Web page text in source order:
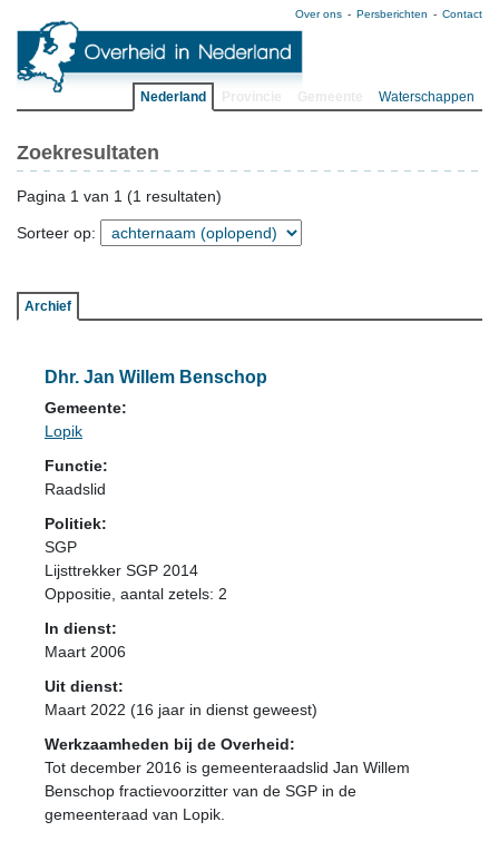
Over ons Persberichten Contact
Nederland Waterschappen
Zoekresultaten
Pagina 1 van 1 (1 resultaten)
Sorteer op:
Archief
Dhr. Jan Willem Benschop
Gemeente:
Lopik
Functie:
Raadslid
Politiek:
SGP
Lijsttrekker SGP 2014
Oppositie , aantal zetels: 2
In dienst:
Maart 2006
Uit dienst:
Maart 2022 (16 jaar in dienst geweest)
Werkzaamheden bij de Overheid:
Tot december 2016 is gemeenteraadslid Jan Willem
Benschop fractievoorzitter van de SGP in de
gemeenteraad van Lopik.